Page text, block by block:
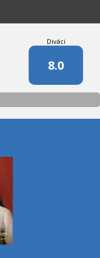
Diváci
8.0